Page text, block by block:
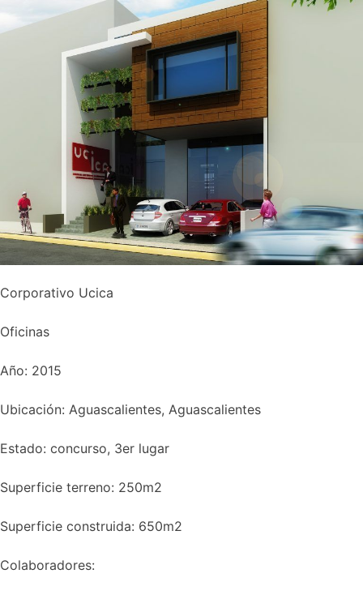
Corporativo Ucica
Oficinas
Año: 2015
Ubicación: Aguascalientes, Aguascalientes
Estado: concurso, 3er lugar
Superficie terreno: 250m2
Superficie construida: 650m2
Colaboradores: